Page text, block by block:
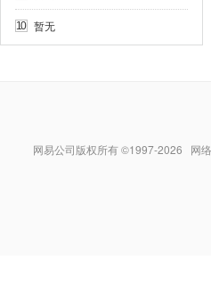
10 暂无
网易公司版权所有 ©1997-2026 网